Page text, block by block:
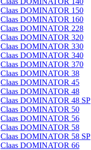
Claas DOMINATOR 150
Claas DOMINATOR 160
Claas DOMINATOR 228
Claas DOMINATOR 320
Claas DOMINATOR 330
Claas DOMINATOR 340
Claas DOMINATOR 370
Claas DOMINATOR 38
Claas DOMINATOR 45
Claas DOMINATOR 48
Claas DOMINATOR 48 SP
Claas DOMINATOR 50
Claas DOMINATOR 56
Claas DOMINATOR 58
Claas DOMINATOR 58 SP
Claas DOMINATOR 66